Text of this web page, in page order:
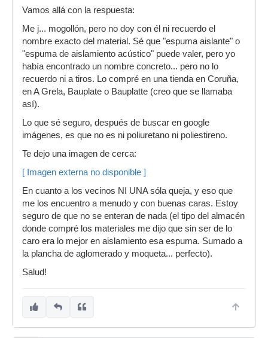
Vamos allá con la respuesta:
Me j... mogollón, pero no doy con él ni recuerdo el
nombre exacto del material. Sé que "espuma aislante" o
"espuma de aislamiento acústico" puede valer, pero yo
había encontrado un nombre concreto... pero no lo
recuerdo ni a tiros. Lo compré en una tienda en Coruña,
en A Grela, Bauplate o Bauplatte (creo que se llamaba
así).
Lo que sé seguro, después de buscar en google
imágenes, es que no es ni poliuretano ni poliestireno.
Te dejo una imagen de cerca:
[ Imagen externa no disponible ]
En cuanto a los vecinos NI UNA sóla queja, y eso que
me los encuentro a menudo y con buenas caras. Estoy
seguro de que no se enteran de nada (el tipo del almacén
donde compré los materiales me dijo que sin ser de lo
caro era lo mejor en aislamiento esa espuma. Sumado a
la plancha de aglomerado y moqueta... perfecto).
Salud!